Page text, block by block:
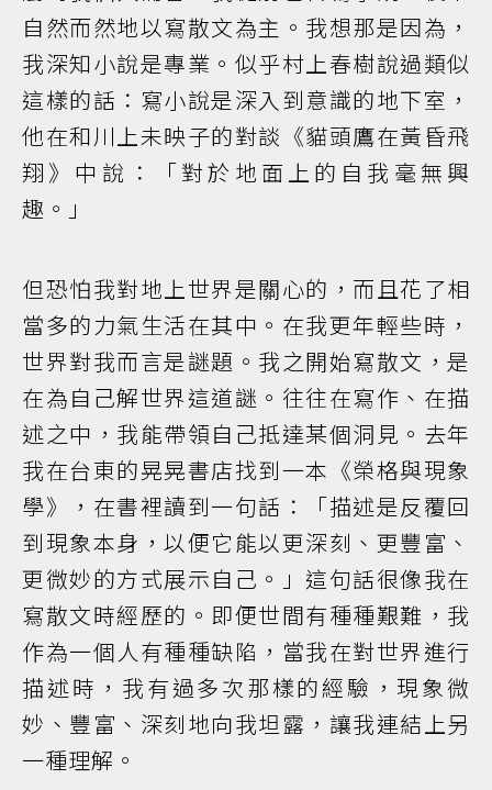
自然而然地以寫散文為主。我想那是因為，
我深知小說是專業。似乎村上春樹說過類似
這樣的話：寫小說是深入到意識的地下室，
他在和川上未映子的對談《貓頭鷹在黃昏飛
翔》中說：「對於地面上的自我毫無興
趣。」
但恐怕我對地上世界是關心的，而且花了相
當多的力氣生活在其中。在我更年輕些時，
世界對我而言是謎題。我之開始寫散文，是
在為自己解世界這道謎。往往在寫作、在描
述之中，我能帶領自己抵達某個洞見。去年
我在台東的晃晃書店找到一本《榮格與現象
學》，在書裡讀到一句話：「描述是反覆回
到現象本身，以便它能以更深刻、更豐富、
更微妙的方式展示自己。」這句話很像我在
寫散文時經歷的。即便世間有種種艱難，我
作為一個人有種種缺陷，當我在對世界進行
描述時，我有過多次那樣的經驗，現象微
妙、豐富、深刻地向我坦露，讓我連結上另
一種理解。